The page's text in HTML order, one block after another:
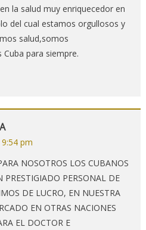
la salud muy enriquecedor en
del cual estamos orgullosos y
salud,somos
para siempre.
pm
NOSOTROS LOS CUBANOS
PRESTIGIADO PERSONAL DE
DE LUCRO, EN NUESTRA
EN OTRAS NACIONES
EL DOCTOR E